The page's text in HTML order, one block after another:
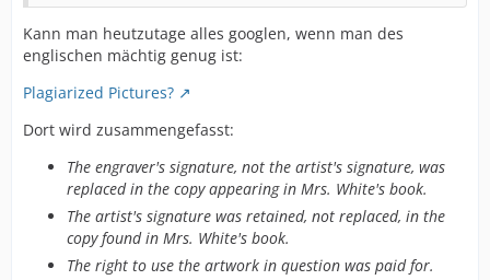
Kann man heutzutage alles googlen, wenn man des
englischen mächtig genug ist:
Plagiarized Pictures?
Dort wird zusammengefasst:
The engraver's signature, not the artist's signature, was
replaced in the copy appearing in Mrs. White's book.
The artist's signature was retained, not replaced, in the
copy found in Mrs. White's book.
The right to use the artwork in question was paid for.